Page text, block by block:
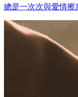
總是一次次與愛情擦